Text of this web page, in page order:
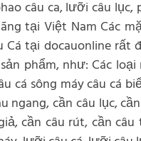
câu ca, lưỡi câu lục,
tại Việt Nam Các
Cá tại docauonline rất
phẩm, như: Các loại
cá sông máy câu cá
ngang, cần câu lục,
cần câu rút, cần câu